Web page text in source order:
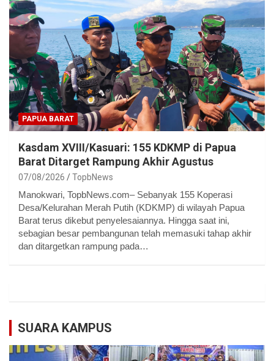
PAPUA BARAT
Kasdam XVIII/Kasuari: 155 KDKMP di Papua
Barat Ditarget Rampung Akhir Agustus
07/08/2026 TopbNews
Manokwari, TopbNews.com– Sebanyak 155 Koperasi
Desa/Kelurahan Merah Putih (KDKMP) di wilayah Papua
Barat terus dikebut penyelesaiannya. Hingga saat ini,
sebagian besar pembangunan telah memasuki tahap akhir
dan ditargetkan rampung pada…
SUARA KAMPUS